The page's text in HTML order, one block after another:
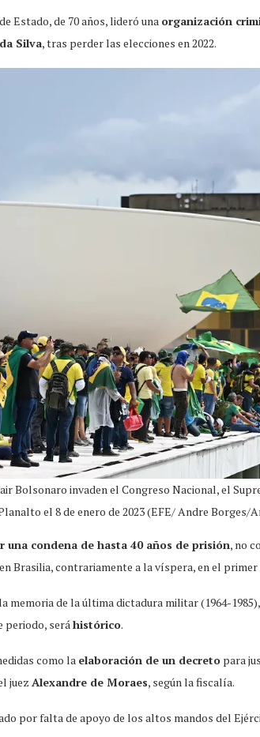
Estado, de 70 años, lideró una organización
Silva, tras perder las elecciones en 2022.
Bolsonaro invaden el Congreso Nacional, el
el 8 de enero de 2023 (EFE/ Andre Borges/
condena de hasta 40 años de prisión, no
Brasilia, contrariamente a la víspera, en el
memoria de la última dictadura militar (1964-
periodo, será histórico.
como la elaboración de un decreto para
juez Alexandre de Moraes, según la fiscalía.
por falta de apoyo de los altos mandos del